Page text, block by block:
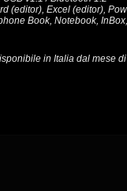
(editor), Excel (editor),
Book, Notebook,
in Italia dal mese